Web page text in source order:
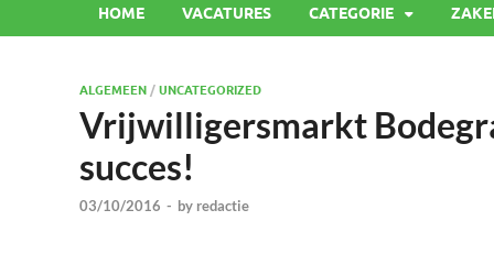
HOME VACATURES CATEGORIE
ALGEMEEN /UNCATEGORIZED
Vrijwilligersmarkt
succes!
03/10/2016 - by redactie